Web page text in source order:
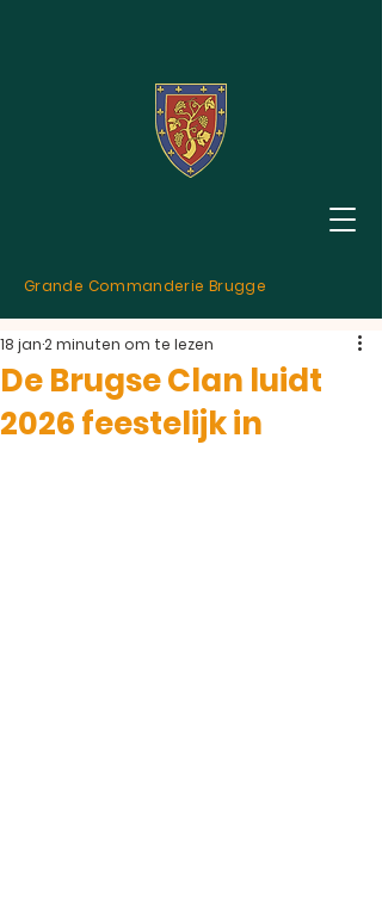
Grande Commanderie Brugge
De Brugse Clan luidt
2026 feestelijk in
18 jan2 minuten om te lezen